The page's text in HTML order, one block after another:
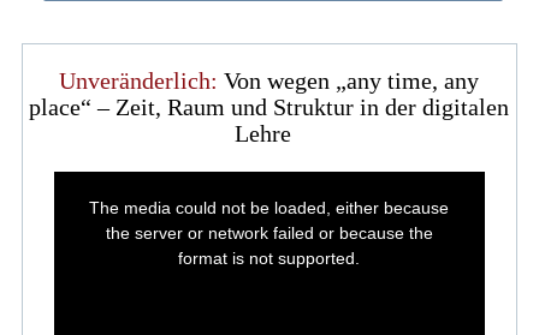
Unveränderlich: Von wegen „any time, any
place“ – Zeit, Raum und Struktur in der digitalen
Lehre
The media could not be loaded, either because
the server or network failed or because the
format is not supported.